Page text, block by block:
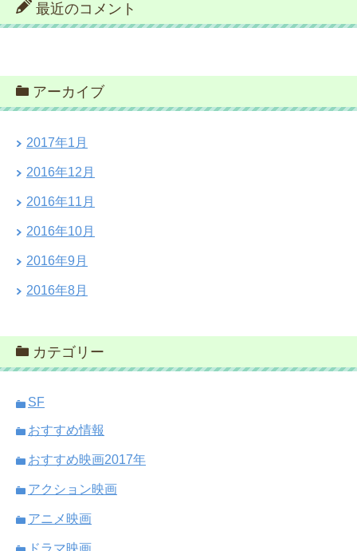
最近のコメント
アーカイブ
2017年1月
2016年12月
2016年11月
2016年10月
2016年9月
2016年8月
カテゴリー
SF
おすすめ情報
おすすめ映画2017年
アクション映画
アニメ映画